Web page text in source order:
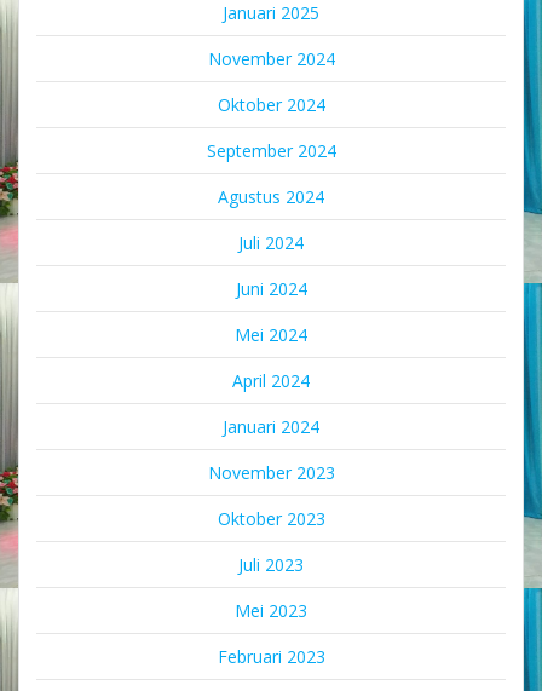
Januari 2025
November 2024
Oktober 2024
September 2024
Agustus 2024
Juli 2024
Juni 2024
Mei 2024
April 2024
Januari 2024
November 2023
Oktober 2023
Juli 2023
Mei 2023
Februari 2023